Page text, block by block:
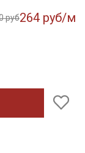
руб264 руб/м